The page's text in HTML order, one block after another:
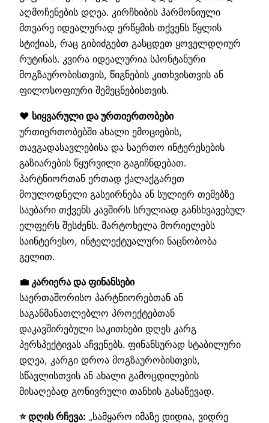
აღმოჩენების დღეა. კირჩხიბის ჰარმონიული
მთვარე იდეალურად ერწყმის თქვენს წყლის
სტიქიას, რაც გიბიძგებთ გასცდეთ ყოველდღიურ
რუტინას. კვირა იდეალურია სპონტანური
მოგზაურობისთვის, წიგნების კითხვისთვის ან
ფილოსოფიური შემეცნებისთვის.
❤️ სიყვარული და ურთიერთობები
ურთიერთობებში ახალი ემოციების,
თავგადასავლებისა და საერთო ინტერესების
გაზიარების წყურვილი გაგიჩნდებათ.
პარტნიორთან ერთად ქალაქგარეთ
მოულოდნელი გასეირნება ან სულიერ თემებზე
საუბარი თქვენს კავშირს სრულიად განსხვავებულ
ელფერს შესძენს. მარტოხელა მორიელებს
საინტერესო, ინტელექტუალური ნაცნობობა
გელით.
💼 კარიერა და ფინანსები
საერთაშორისო პარტნიორებთან ან
საგანმანათლებლო პროექტებთან
დაკავშირებული საკითხები დღეს კარგ
პერსპექტივას აჩვენებს. ფინანსურად სტაბილური
დღეა, კარგი დროა მოგზაურობისთვის,
სწავლისთვის ან ახალი გამოცდილების
მისაღებად გონივრული თანხის გასაწევად.
⭐ დღის რჩევა: „სამყარო იმაზე დიდია, ვიდრე